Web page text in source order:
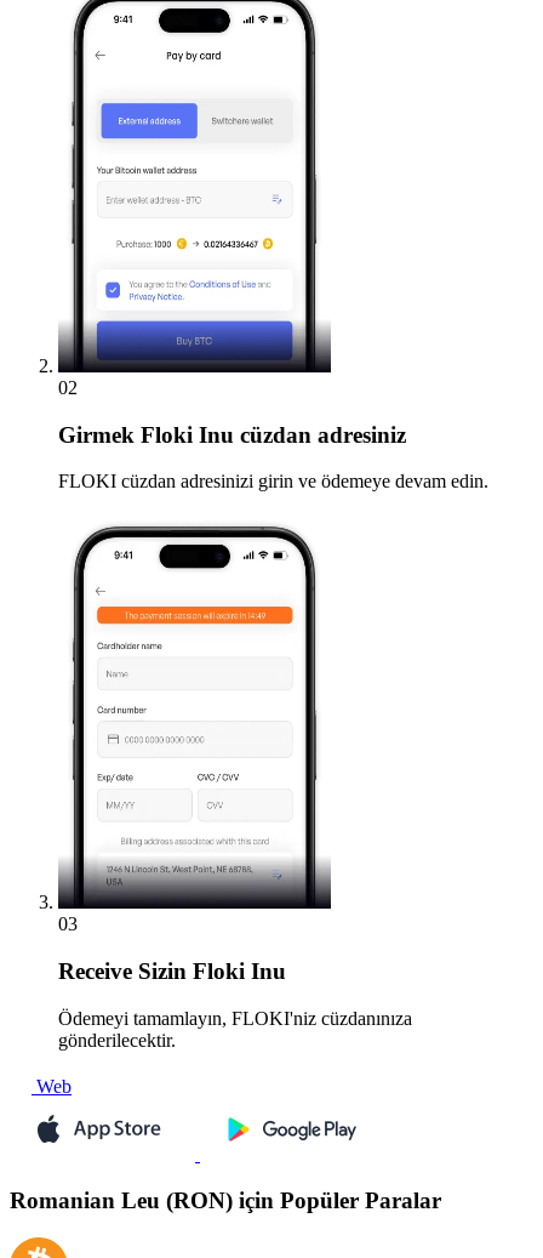
02
Girmek Floki Inu cüzdan adresiniz
FLOKI cüzdan adresinizi girin ve ödemeye devam edin.
03
Receive Sizin Floki Inu
Ödemeyi tamamlayın, FLOKI'niz cüzdanınıza
gönderilecektir.
Web
Romanian Leu (RON) için Popüler Paralar